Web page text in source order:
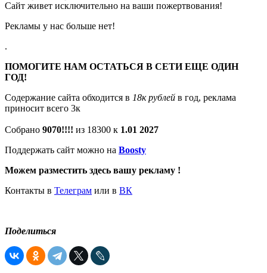
Сайт живет исключительно на ваши пожертвования!
Рекламы у нас больше нет!
.
ПОМОГИТЕ НАМ ОСТАТЬСЯ В СЕТИ ЕЩЕ ОДИН
ГОД!
Содержание сайта обходится в 18к рублей в год, реклама
приносит всего 3к
Собрано 9070!!!! из 18300 к 1.01 2027
Поддержать сайт можно на Boosty
Можем разместить здесь вашу рекламу !
Контакты в Телеграм или в ВК
Поделиться